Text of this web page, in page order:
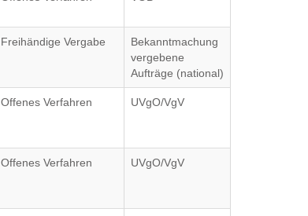
Freihändige Vergabe
Bekanntmachung
vergebene
Aufträge (national)
Offenes Verfahren UVgO/VgV
Offenes Verfahren UVgO/VgV